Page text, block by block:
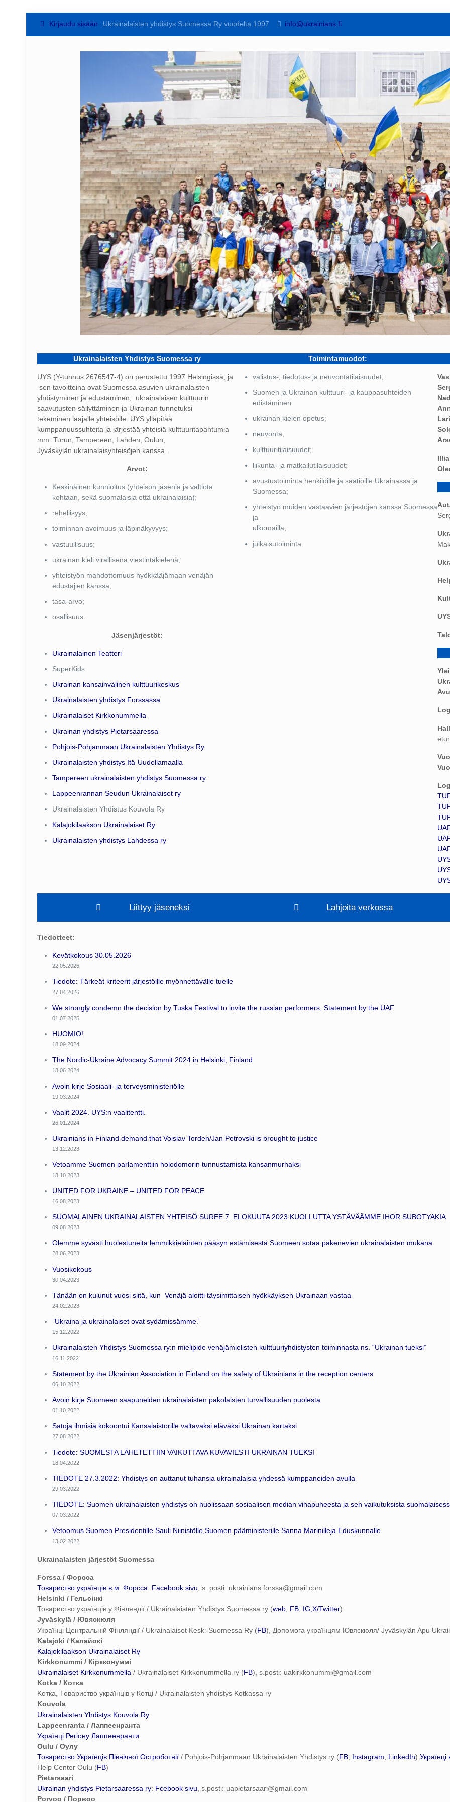
Kirjaudu sisään Ukrainalaisten yhdistys Suomessa Ry vuodelta 1997 info@ukrainians.fi
Ukrainalaisten Yhdistys Suomessa ry
UYS (Y-tunnus 2676547-4) on perustettu 1997 Helsingissä, ja
sen tavoitteina ovat Suomessa asuvien ukrainalaisten
yhdistyminen ja edustaminen, ukrainalaisen kulttuurin
saavutusten säilyttäminen ja Ukrainan tunnetuksi
tekeminen laajalle yhteisölle. UYS ylläpitää
kumppanuussuhteita ja järjestää yhteisiä kulttuuritapahtumia
mm. Turun, Tampereen, Lahden, Oulun,
Jyväskylän ukrainalaisyhteisöjen kanssa.
Arvot:
Keskinäinen kunnioitus (yhteisön jäseniä ja valtiota
kohtaan, sekä suomalaisia että ukrainalaisia);
rehellisyys;
toiminnan avoimuus ja läpinäkyvyys;
vastuullisuus;
ukrainan kieli virallisena viestintäkielenä;
yhteistyön mahdottomuus hyökkääjämaan venäjän
edustajien kanssa;
tasa-arvo;
osallisuus.
Jäsenjärjestöt:
Ukrainalainen Teatteri
SuperKids
Ukrainan kansainvälinen kulttuurikeskus
Ukrainalaisten yhdistys Forssassa
Ukrainalaiset Kirkkonummella
Ukrainan yhdistys Pietarsaaressa
Pohjois-Pohjanmaan Ukrainalaisten Yhdistys Ry
Ukrainalaisten yhdistys Itä-Uudellamaalla
Tampereen ukrainalaisten yhdistys Suomessa ry
Lappeenrannan Seudun Ukrainalaiset ry
Ukrainalaisten Yhdistus Kouvola Ry
Kalajokilaakson Ukrainalaiset Ry
Ukrainalaisten yhdistys Lahdessa ry
Toimintamuodot:
valistus-, tiedotus- ja neuvontatilaisuudet;
Suomen ja Ukrainan kulttuuri- ja kauppasuhteiden
edistäminen
ukrainan kielen opetus;
neuvonta;
kulttuuritilaisuudet;
liikunta- ja matkailutilaisuudet;
avustustoiminta henkilöille ja säätiöille Ukrainassa ja
Suomessa;
yhteistyö muiden vastaavien järjestöjen kanssa Suomessa
ja
ulkomailla;
julkaisutoiminta.
Liittyy jäseneksi Lahjoita verkossa
Tiedotteet:
Kevätkokous 30.05.2026
22.05.2026
Tiedote: Tärkeät kriteerit järjestöille myönnettävälle tuelle
27.04.2026
We strongly condemn the decision by Tuska Festival to invite the russian performers. Statement by the UAF
01.07.2025
HUOMIO!
18.09.2024
The Nordic-Ukraine Advocacy Summit 2024 in Helsinki, Finland
18.06.2024
Avoin kirje Sosiaali- ja terveysministeriölle
19.03.2024
Vaalit 2024. UYS:n vaalitentti.
26.01.2024
Ukrainians in Finland demand that Voislav Torden/Jan Petrovski is brought to justice
13.12.2023
Vetoamme Suomen parlamenttiin holodomorin tunnustamista kansanmurhaksi
18.10.2023
UNITED FOR UKRAINE – UNITED FOR PEACE
16.08.2023
SUOMALAINEN UKRAINALAISTEN YHTEISÖ SUREE 7. ELOKUUTA 2023 KUOLLUTTA YSTÄVÄÄMME IHOR SUBOTYAKIA
09.08.2023
Olemme syvästi huolestuneita lemmikkieläinten pääsyn estämisestä Suomeen sotaa pakenevien ukrainalaisten mukana
28.06.2023
Vuosikokous
30.04.2023
Tänään on kulunut vuosi siitä, kun Venäjä aloitti täysimittaisen hyökkäyksen Ukrainaan vastaa
24.02.2023
”Ukraina ja ukrainalaiset ovat sydämissämme.”
15.12.2022
Ukrainalaisten Yhdistys Suomessa ry:n mielipide venäjämielisten kulttuuriyhdistysten toiminnasta ns. “Ukrainan tueksi”
16.11.2022
Statement by the Ukrainian Association in Finland on the safety of Ukrainians in the reception centers
06.10.2022
Avoin kirje Suomeen saapuneiden ukrainalaisten pakolaisten turvallisuuden puolesta
01.10.2022
Satoja ihmisiä kokoontui Kansalaistorille valtavaksi eläväksi Ukrainan kartaksi
27.08.2022
Tiedote: SUOMESTA LÄHETETTIIN VAIKUTTAVA KUVAVIESTI UKRAINAN TUEKSI
18.04.2022
TIEDOTE 27.3.2022: Yhdistys on auttanut tuhansia ukrainalaisia yhdessä kumppaneiden avulla
29.03.2022
TIEDOTE: Suomen ukrainalaisten yhdistys on huolissaan sosiaalisen median vihapuheesta ja sen vaikutuksista
07.03.2022
Vetoomus Suomen Presidentille Sauli Niinistölle,Suomen pääministerille Sanna Marinilleja Eduskunnalle
13.02.2022
Ukrainalaisten järjestöt Suomessa
Forssa / Форсса
Товариство українців в м. Форсса: Facebook sivu , s. posti: ukrainians.forssa@gmail.com
Helsinki / Гельсінкі
Товариство українців у Фінляндії / Ukrainalaisten Yhdistys Suomessa ry (web FB IG,X/Twitter)
Jyväskylä / Ювяскюля
Українці Центральній Фінляндії / Ukrainalaiset Keski-Suomessa Ry (FB), Допомога українцям Ювяскюля/ Jyväskylän Apu
Kalajoki / Калайокі
Kalajokilaakson Ukrainalaiset Ry
Kirkkonummi / Кіркконуммі
Ukrainalaiset Kirkkonummella / Ukrainalaiset Kirkkonummella ry (FB), s.posti: uakirkkonummi@gmail.com
Kotka / Котка
Koтка, Товариство українців у Котці / Ukrainalaisten yhdistys Kotkassa ry
Kouvola
Ukrainalaisten Yhdistys Kouvola Ry
Lappeenranta / Лаппеенранта
Українці Регіону Лаппеенранти
Oulu / Оулу
Товариство Українців Північної Остроботнії / Pohjois-Pohjanmaan Ukrainalaisten Yhdistys ry (FB Instagram LinkedIn)
Help Center Oulu (FB)
Pietarsaari
Ukrainan yhdistys Pietarsaaressa ry: Fcebook sivu , s.posti: uapietarsaari@gmail.com
Porvoo / Порвоо